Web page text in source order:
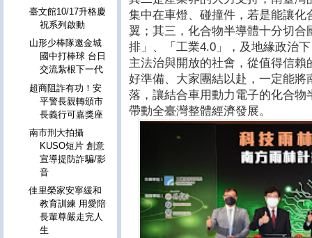
集中在車燈、碰撞件，若是能讓
翼；其三，化合物半導體十分切
排」、「工業4.0」，及地緣政治
主法治與開放的社會，從值得信
好準備、大家團結以赴，一定能
落，讓結合車用動力電子的化合
帶動全臺灣整體經濟發展。
臺文館10/17升格慶
祝系列啟動
山形少棒隊邀金城
國中打棒球 台日
交流紮根下一代
超商阻詐有功！安
平警長親轉頒市
長義行可嘉獎座
南市刑大拍攝
KUSO短片 創意
宣導提防詐騙/影
音
佳里榮家安寧緩和
教育訓練 用愛陪
長輩尊嚴走完人
生